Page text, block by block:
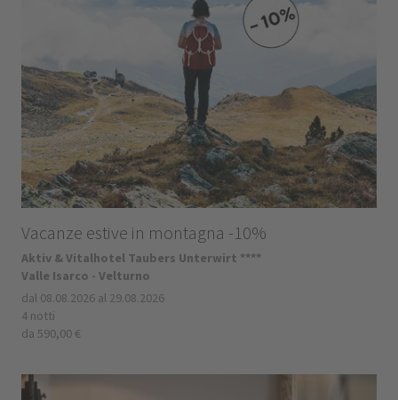
Vacanze estive in montagna -10%
Aktiv & Vitalhotel Taubers Unterwirt ****
Valle Isarco - Velturno
dal 08.08.2026 al 29.08.2026
4 notti
da 590,00 €